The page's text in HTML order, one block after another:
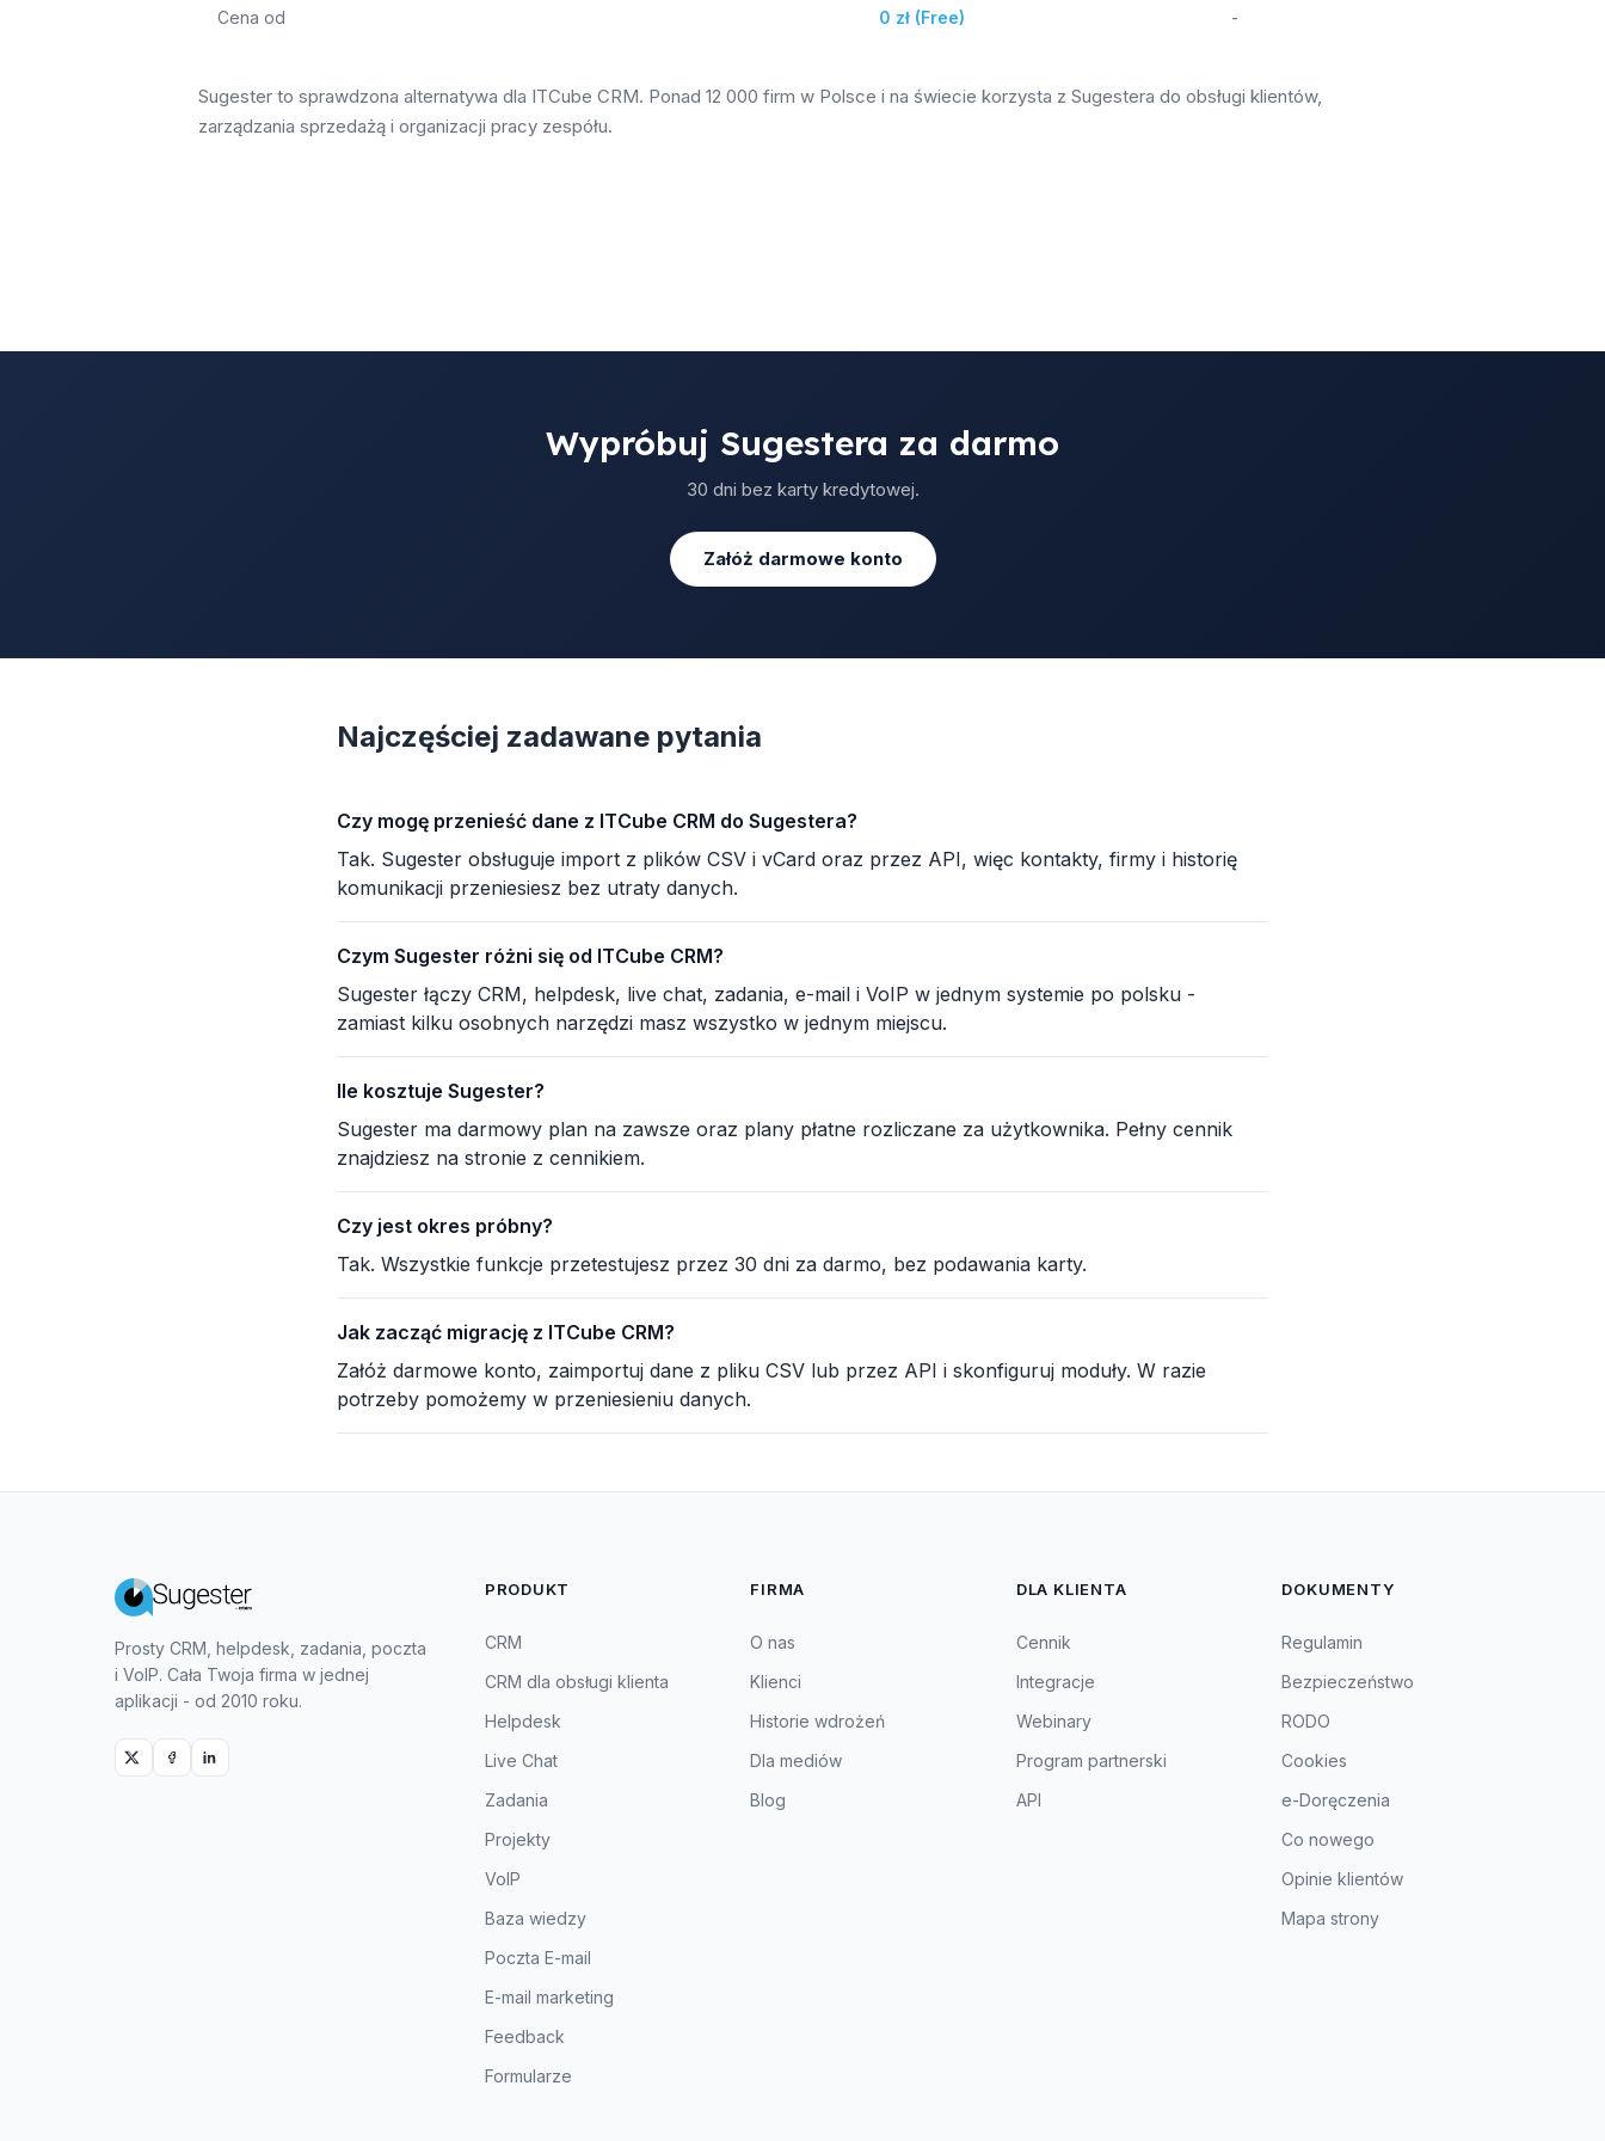
Cena od 0 zł (Free) -
Sugester to sprawdzona alternatywa dla ITCube CRM. Ponad 12 000 firm w Polsce i na świecie korzysta z Sugestera do obsługi klientów,
zarządzania sprzedażą i organizacji pracy zespółu.
Wypróbuj Sugestera za darmo
30 dni bez karty kredytowej.
Załóż darmowe konto
Najczęściej zadawane pytania
Czy mogę przenieść dane z ITCube CRM do Sugestera?
Tak. Sugester obsługuje import z plików CSV i vCard oraz przez API, więc kontakty, firmy i historię
komunikacji przeniesiesz bez utraty danych.
Czym Sugester różni się od ITCube CRM?
Sugester łączy CRM, helpdesk, live chat, zadania, e-mail i VoIP w jednym systemie po polsku -
zamiast kilku osobnych narzędzi masz wszystko w jednym miejscu.
Ile kosztuje Sugester?
Sugester ma darmowy plan na zawsze oraz plany płatne rozliczane za użytkownika. Pełny cennik
znajdziesz na stronie z cennikiem.
Czy jest okres próbny?
Tak. Wszystkie funkcje przetestujesz przez 30 dni za darmo, bez podawania karty.
Jak zacząć migrację z ITCube CRM?
Załóż darmowe konto, zaimportuj dane z pliku CSV lub przez API i skonfiguruj moduły. W razie
potrzeby pomożemy w przeniesieniu danych.
Prosty CRM, helpdesk, zadania, poczta
i VoIP. Cała Twoja firma w jednej
aplikacji - od 2010 roku.
PRODUKT
CRM
CRM dla obsługi klienta
Helpdesk
Live Chat
Zadania
Projekty
VoIP
Baza wiedzy
Poczta E-mail
E-mail marketing
Feedback
Formularze
FIRMA
O nas
Klienci
Historie wdrożeń
Dla mediów
Blog
DLA KLIENTA
Cennik
Integracje
Webinary
Program partnerski
API
DOKUMENTY
Regulamin
Bezpieczeństwo
RODO
Cookies
e-Doręczenia
Co nowego
Opinie klientów
Mapa strony